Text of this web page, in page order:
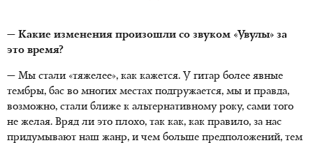
— Какие изменения произошли со звуком «Увулы» за
это время?
— Мы стали «тяжелее», как кажется. У гитар более явные
тембры, бас во многих местах подгружается, мы и правда,
возможно, стали ближе к альтернативному року, сами того
не желая. Вряд ли это плохо, так как, как правило, за нас
придумывают наш жанр, и чем больше предположений, тем